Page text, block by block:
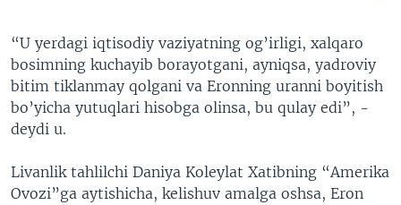
“U yerdagi iqtisodiy vaziyatning og’irligi, xalqaro
bosimning kuchayib borayotgani, ayniqsa, yadroviy
bitim tiklanmay qolgani va Eronning uranni boyitish
bo’yicha yutuqlari hisobga olinsa, bu qulay edi”, -
deydi u.
Livanlik tahlilchi Daniya Koleylat Xatibning “Amerika
Ovozi”ga aytishicha, kelishuv amalga oshsa, Eron